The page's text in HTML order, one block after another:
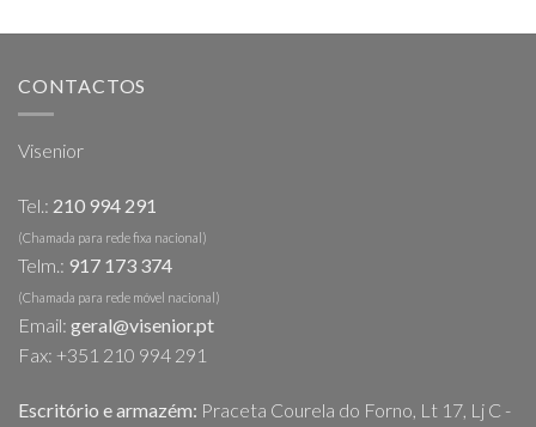
CONTACTOS
Visenior
Tel.: 210 994 291
(Chamada para rede fixa nacional)
Telm.: 917 173 374
(Chamada para rede móvel nacional)
Email: geral@visenior.pt
Fax: +351 210 994 291
Escritório e armazém: Praceta Courela do Forno, Lt 17, Lj C -